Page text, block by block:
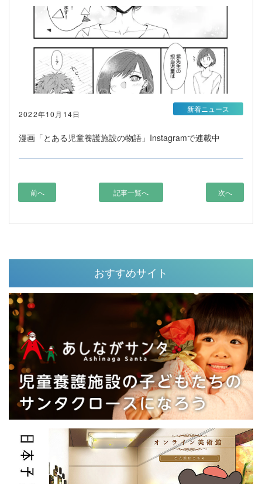
2022年10月14日
漫画「とある児童養護施設の物語」Instagramで連載中
新着ニュース
前へ 記事一覧へ 次へ
おすすめサイト